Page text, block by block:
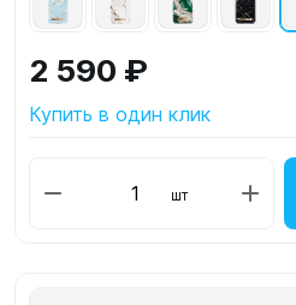
2 590 ₽
Купить в один клик
шт